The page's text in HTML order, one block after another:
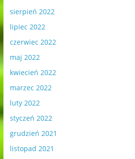
sierpień 2022
lipiec 2022
czerwiec 2022
maj 2022
kwiecień 2022
marzec 2022
luty 2022
styczeń 2022
grudzień 2021
listopad 2021